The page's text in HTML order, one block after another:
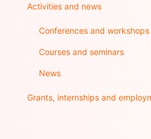
Activities and news
Conferences and workshops
Courses and seminars
News
Grants, internships and